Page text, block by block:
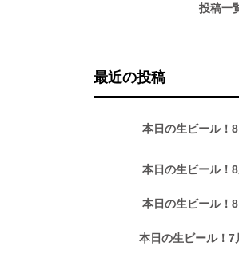
投稿一
最近の投稿
本日の生ビール！
本日の生ビール！
本日の生ビール！
本日の生ビール！7